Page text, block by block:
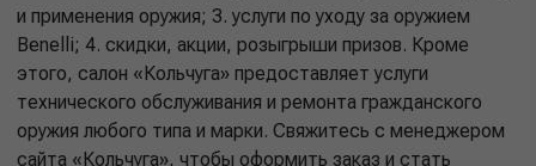
и применения оружия; 3. услуги по уходу за оружием
Benelli; 4. скидки, акции, розыгрыши призов. Кроме
этого, салон «Кольчуга» предоставляет услуги
технического обслуживания и ремонта гражданского
оружия любого типа и марки. Свяжитесь с менеджером
сайта «Кольчуга», чтобы оформить заказ и стать